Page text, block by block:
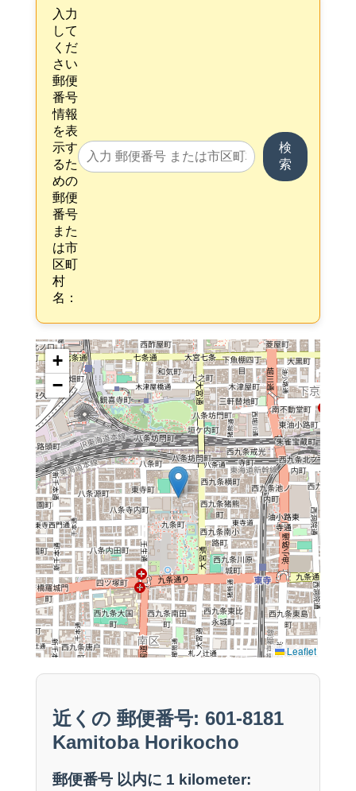
入力
して
くだ
さい
郵便
番号
情報
を表
示す
るた
めの
郵便
番号
また
は市
区町
村
名：
検
索
+
−
Leaflet
近くの 郵便番号: 601-8181
Kamitoba Horikocho
郵便番号 以内に 1 kilometer: